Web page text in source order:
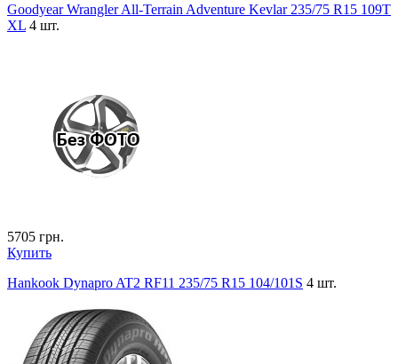
Goodyear Wrangler All-Terrain Adventure Kevlar 235/75 R15 109T
XL 4 шт.
5705 грн.
Купить
Hankook Dynapro AT2 RF11 235/75 R15 104/101S 4 шт.